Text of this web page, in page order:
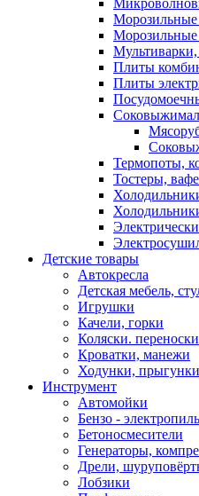
Морозильные
Мультиварки,
Плиты
Плиты
Термопоты,
Тостеры,
Детские товары
Автокресла
Детская мебель,
Игрушки
Качели, горки
Коляски. переноски
Кроватки, манежи
Ходунки, прыгунки
Инструмент
Автомойки
Бензо -
Бетоносмесители
Генераторы,
Дрели,
Лобзики